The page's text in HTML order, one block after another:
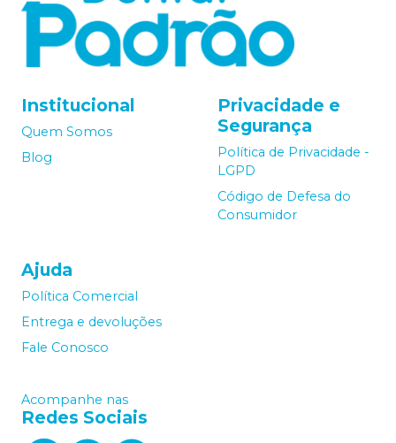
Institucional
Quem Somos
Blog
Privacidade e
Segurança
Política de Privacidade -
LGPD
Código de Defesa do
Consumidor
Ajuda
Política Comercial
Entrega e devoluções
Fale Conosco
Acompanhe nas
Redes Sociais